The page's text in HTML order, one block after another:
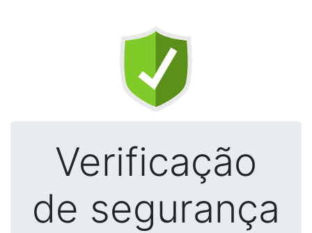
Verificação
de segurança